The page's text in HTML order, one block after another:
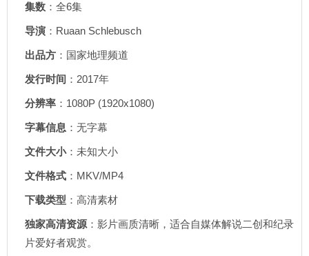
集数 ：全6集
导演 ：Ruaan Schlebusch
出品方 ：国家地理频道
发行时间 ：2017年
分辨率 ：1080P (1920x1080)
字幕信息 ：无字幕
文件大小：未知大小
文件格式 ：MKV/MP4
下载类型 ：高清素材
独家高清资源 ：影片画质清晰，适合自媒体解说二创和纪录
片爱好者观赏。